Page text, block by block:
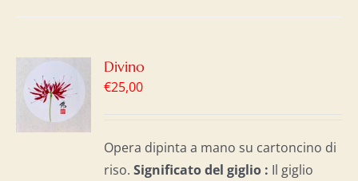
Divino
€25,00
Opera dipinta a mano su cartoncino di
riso.Significato del giglio : Il giglio